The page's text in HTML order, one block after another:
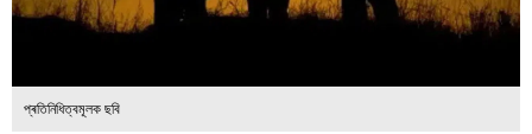
প্ৰতিনিধিত্বমূলক ছবি